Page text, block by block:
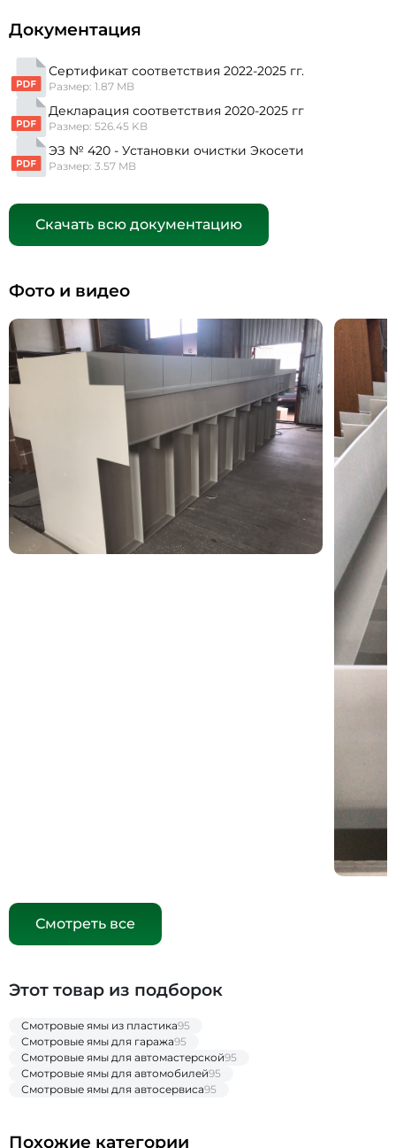
Документация
Сертификат соответствия 2022-2025 гг.
Размер: 1.87 MB
Декларация соответствия 2020-2025 гг
Размер: 526.45 KB
ЭЗ № 420 - Установки очистки Экосети
Размер: 3.57 MB
Скачать всю документацию
Фото и видео
Смотреть все
Этот товар из подборок
Смотровые ямы из пластика95
Смотровые ямы для гаража95
Смотровые ямы для автомастерской95
Смотровые ямы для автомобилей95
Смотровые ямы для автосервиса95
Похожие категории